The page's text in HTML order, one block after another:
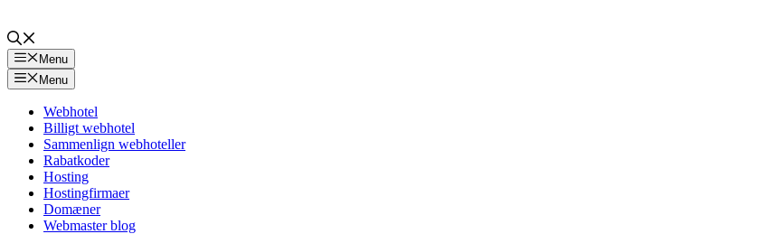
Menu
Menu
Webhotel
Billigt webhotel
Sammenlign webhoteller
Rabatkoder
Hosting
Hostingfirmaer
Domæner
Webmaster blog